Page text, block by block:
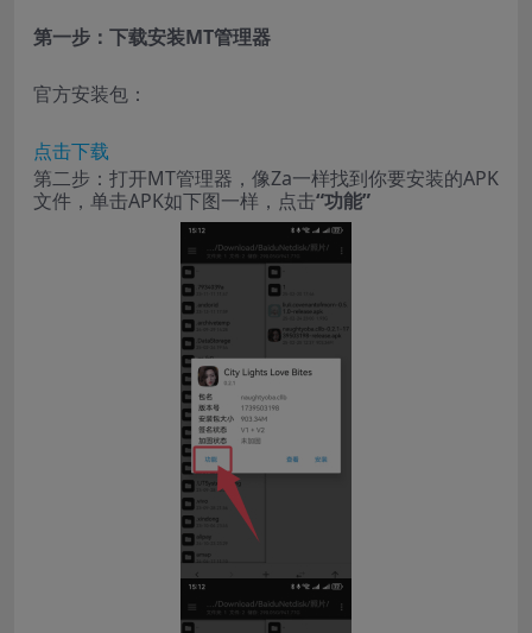
第一步：下载安装MT管理器
官方安装包：
点击下载
第二步：打开MT管理器，像Za一样找到你要安装的APK
文件，单击APK如下图一样，点击“功能”